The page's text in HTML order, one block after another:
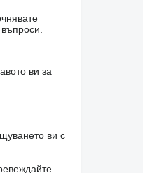
ви за
ви с